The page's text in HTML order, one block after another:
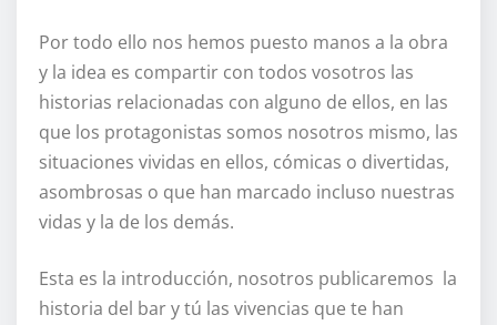
Por todo ello nos hemos puesto manos a la obra
y la idea es compartir con todos vosotros las
historias relacionadas con alguno de ellos, en las
que los protagonistas somos nosotros mismo, las
situaciones vividas en ellos, cómicas o divertidas,
asombrosas o que han marcado incluso nuestras
vidas y la de los demás.
Esta es la introducción, nosotros publicaremos la
historia del bar y tú las vivencias que te han